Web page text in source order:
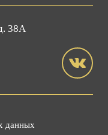
38А
данных